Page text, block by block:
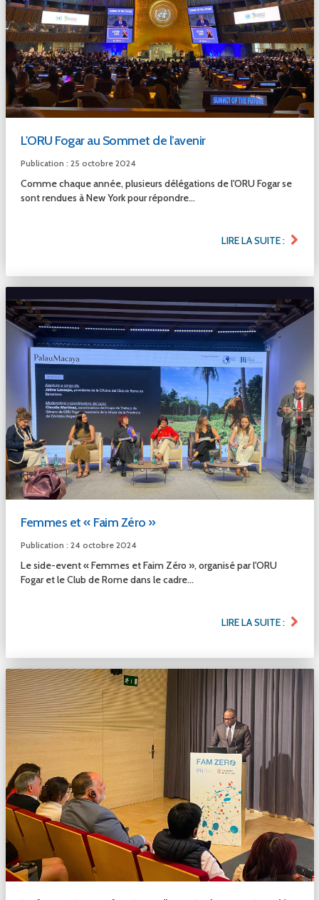
L'ORU Fogar au Sommet de l’avenir
Publication : 25 octobre 2024
Comme chaque année, plusieurs délégations de l'ORU Fogar se
sont rendues à New York pour répondre...
LIRE LA SUITE :
Femmes et « Faim Zéro »
Publication : 24 octobre 2024
Le side-event « Femmes et Faim Zéro », organisé par l'ORU
Fogar et le Club de Rome dans le cadre...
LIRE LA SUITE :